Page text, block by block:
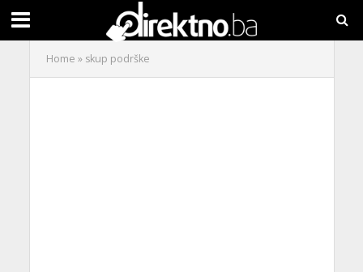
Home » skup podrške